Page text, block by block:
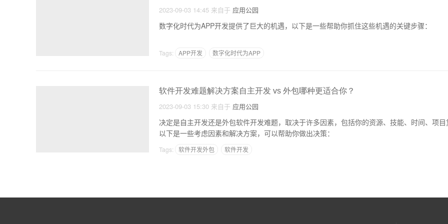
2023-09-03 14:45 来自于 应用公园
数字化时代为APP开发提供了巨大的机遇，以下是一些帮助你抓住这些机遇的关键步骤：
Tags: APP开发 数字化时代为APP
软件开发难题解决方案自主开发 vs 外包哪种更适合你？
2023-09-03 15:30 来自于 应用公园
决定是自主开发还是外包软件开发难题，取决于许多因素，包括你的资源、技能、时间、项目
以下是一些考虑因素和解决方案，可以帮助你做出决策：
Tags: 软件开发外包 软件开发